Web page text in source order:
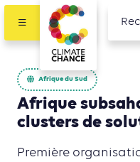
Afrique du Sud
Afrique
clusters de
Première